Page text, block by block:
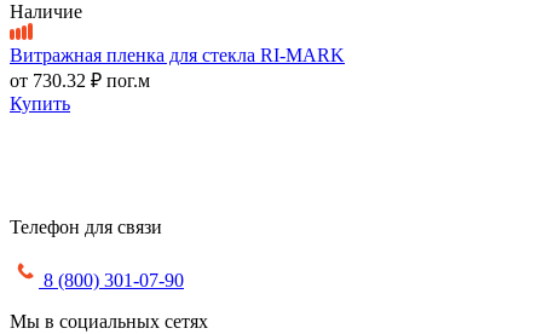
Наличие
Витражная пленка для стекла RI-MARK
от 730.32 ₽ пог.м
Купить
Телефон для связи
8 (800) 301-07-90
Мы в социальных сетях